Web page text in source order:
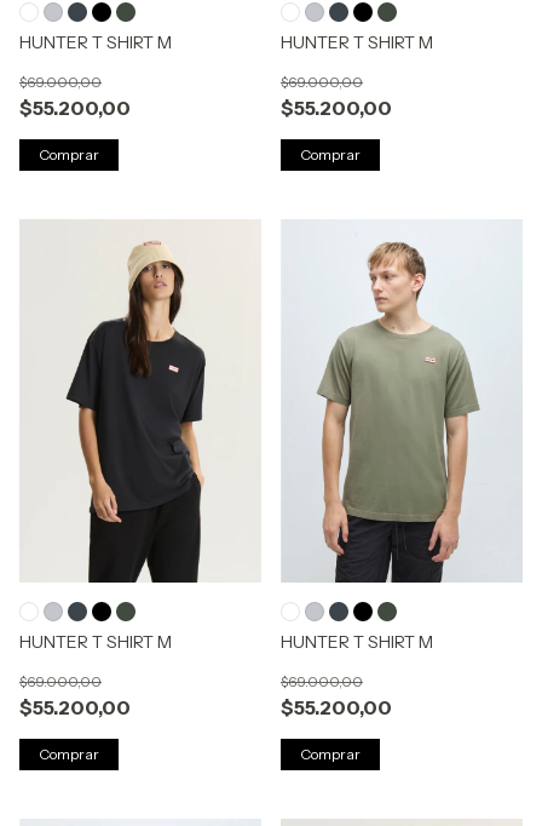
HUNTER T SHIRT M
$55.200,00
$69.000,00
Comprar
HUNTER T SHIRT M
$55.200,00
$69.000,00
Comprar
HUNTER T SHIRT M
$55.200,00
$69.000,00
Comprar
HUNTER T SHIRT M
$55.200,00
$69.000,00
Comprar